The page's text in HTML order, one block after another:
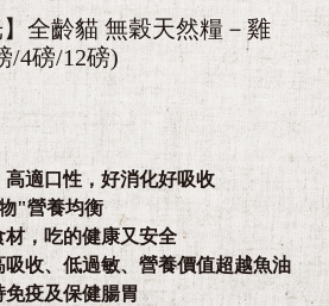
】全齡貓 無穀天然糧－雞
/4磅/12磅)
高適口性，好消化好吸收
"營養均衡
材，吃的健康又安全
吸收、低過敏、營養價值超越魚油
免疫及保健腸胃